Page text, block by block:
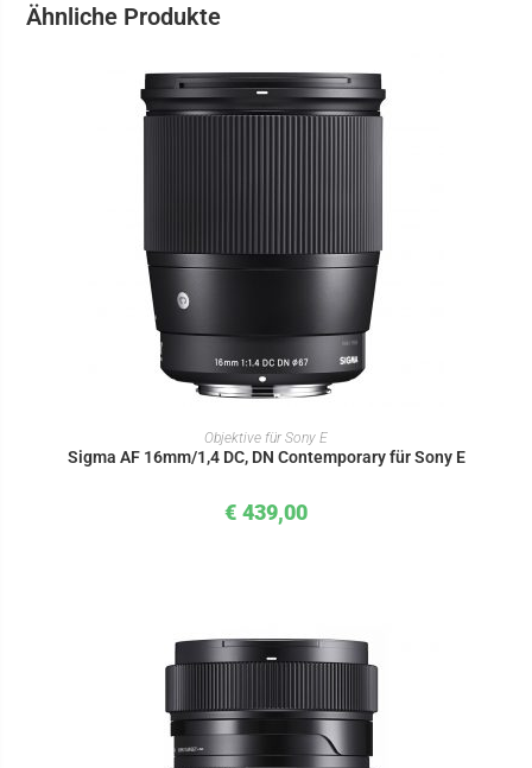
Ähnliche Produkte
IN DEN WARENKORB
Objektive für Sony E
Sigma AF 16mm/1,4 DC, DN Contemporary für Sony E
€ 439,00